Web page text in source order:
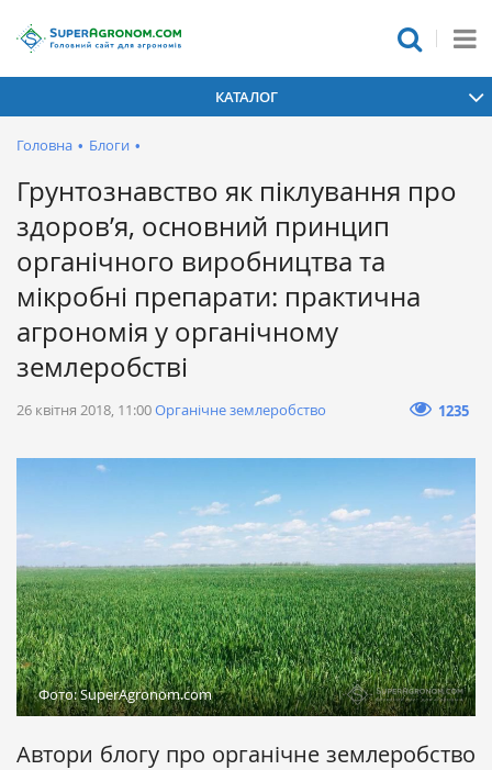
КАТАЛОГ
Головна • Блоги •
Грунтознавство як піклування про
здоров’я, основний принцип
органічного виробництва та
мікробні препарати: практична
агрономія у органічному
землеробстві
26 квітня 2018, 11:00Органічне землеробство 1235
Фото: SuperAgronom.com
Автори блогу про органічне землеробство